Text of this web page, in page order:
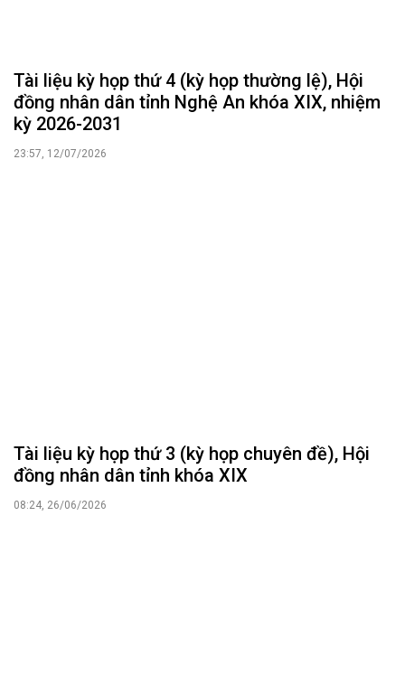
Tài liệu kỳ họp thứ 4 (kỳ họp thường lệ), Hội
đồng nhân dân tỉnh Nghệ An khóa XIX, nhiệm
kỳ 2026-2031
23:57, 12/07/2026
Tài liệu kỳ họp thứ 3 (kỳ họp chuyên đề), Hội
đồng nhân dân tỉnh khóa XIX
08:24, 26/06/2026